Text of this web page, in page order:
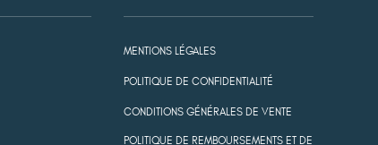
MENTIONS LÉGALES
POLITIQUE DE CONFIDENTIALITÉ
CONDITIONS GÉNÉRALES DE VENTE
POLITIQUE DE REMBOURSEMENTS ET DE